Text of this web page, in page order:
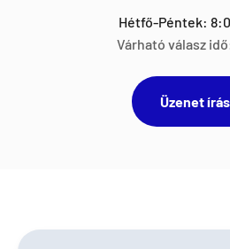
Hétfő-Péntek:
Várható válasz
Üzenet